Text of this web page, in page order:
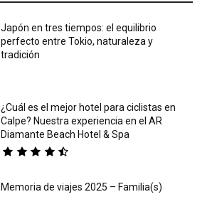
Japón en tres tiempos: el equilibrio
perfecto entre Tokio, naturaleza y
tradición
¿Cuál es el mejor hotel para ciclistas en
Calpe? Nuestra experiencia en el AR
Diamante Beach Hotel & Spa
Memoria de viajes 2025 – Familia(s)